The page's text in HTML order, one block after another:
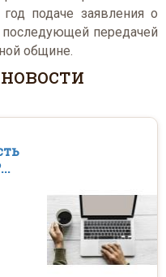
подаче заявления о
передачей
общине.